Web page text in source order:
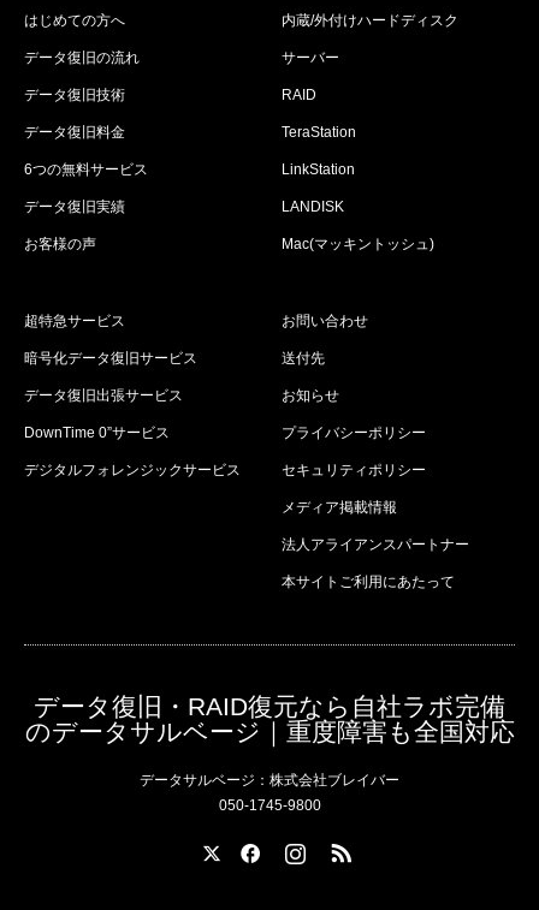
はじめての方へ
データ復旧の流れ
データ復旧技術
データ復旧料金
6つの無料サービス
データ復旧実績
お客様の声
内蔵/外付けハードディスク
サーバー
RAID
TeraStation
LinkStation
LANDISK
Mac(マッキントッシュ)
超特急サービス
暗号化データ復旧サービス
データ復旧出張サービス
DownTime 0”サービス
デジタルフォレンジックサービス
お問い合わせ
送付先
お知らせ
プライバシーポリシー
セキュリティポリシー
メディア掲載情報
法人アライアンスパートナー
本サイトご利用にあたって
データ復旧・RAID復元なら自社ラボ完備
のデータサルベージ｜重度障害も全国対応
データサルベージ：株式会社ブレイバー
050-1745-9800